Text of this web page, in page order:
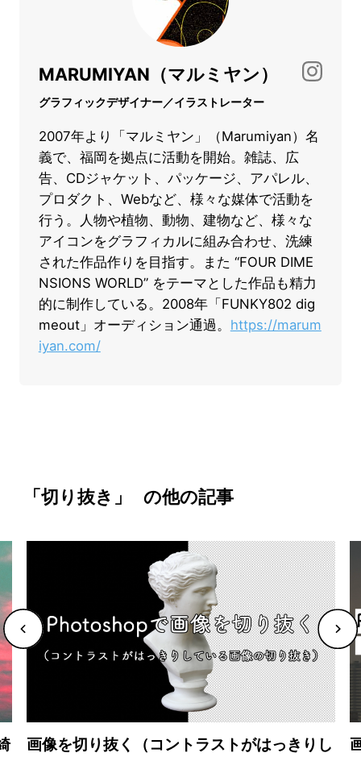
MARUMIYAN（マルミヤン）
グラフィックデザイナー／イラストレーター
2007年より「マルミヤン」（Marumiyan）名
義で、福岡を拠点に活動を開始。雑誌、広
告、CDジャケット、パッケージ、アパレル、
プロダクト、Webなど、様々な媒体で活動を
行う。人物や植物、動物、建物など、様々な
アイコンをグラフィカルに組み合わせ、洗練
された作品作りを目指す。また “FOUR DIME
NSIONS WORLD” をテーマとした作品も精力
的に制作している。2008年「FUNKY802 dig
meout」オーディション通過。 https://marum
iyan.com/
「切り抜き」 の他の記事
画像を切り抜く（コントラストがはっきりし